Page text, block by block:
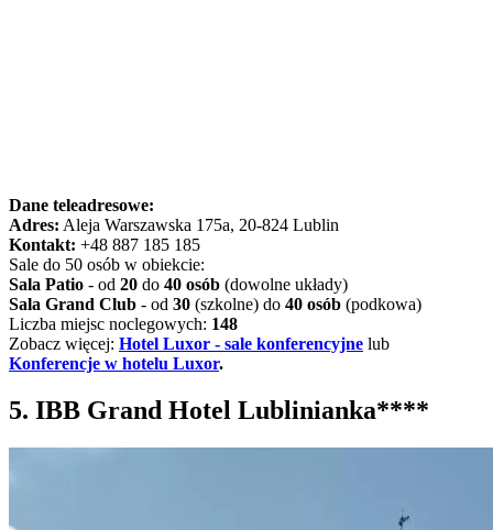
Dane teleadresowe:
Adres: Aleja Warszawska 175a, 20-824 Lublin
Kontakt: +48 887 185 185
Sale do 50 osób w obiekcie:
Sala Patio - od 20 do 40 osób (dowolne układy)
Sala Grand Club - od 30 (szkolne) do 40 osób (podkowa)
Liczba miejsc noclegowych: 148
Zobacz więcej: Hotel Luxor - sale konferencyjne lub
Konferencje w hotelu Luxor.
5. IBB Grand Hotel Lublinianka****